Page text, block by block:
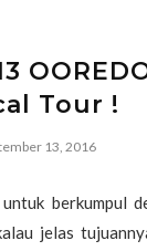
Tour !
13, 2016
berkumpul
jelas